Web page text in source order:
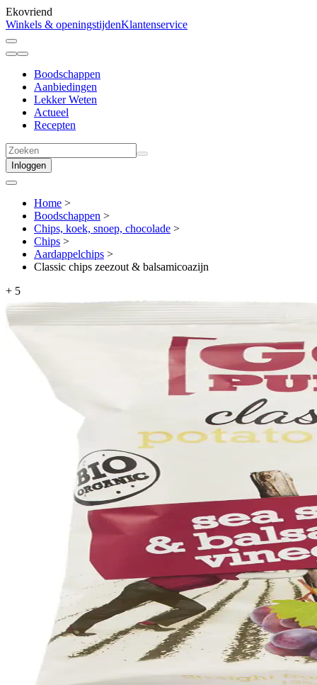
Ekovriend
Winkels & openingstijdenKlantenservice
Boodschappen
Aanbiedingen
Lekker Weten
Actueel
Recepten
Inloggen
Home >
Boodschappen >
Chips, koek, snoep, chocolade >
Chips >
Aardappel­chips >
Classic chips zeezout & balsamicoazijn
+ 5